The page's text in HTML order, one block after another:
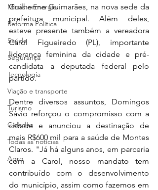
Minas e Energia
Reforma Política
Saúde
Segurança
Tecnologia
Viação e transporte
Turismo
Cidades
Todas as notícias
Agro
Guilherme Guimarães, na nova sede da
prefeitura municipal. Além deles,
esteve presente também a vereadora
Carol Figueiredo (PL), importante
liderança feminina da cidade e pré-
candidata a deputada federal pelo
partido.
Dentre diversos assuntos, Domingos
Sávio reforçou o compromisso com a
cidade e anunciou a destinação de
mais R$600 mil para a saúde de Montes
Claros. "Já há alguns anos, em parceria
com a Carol, nosso mandato tem
contribuído com o desenvolvimento
do município, assim como fazemos em